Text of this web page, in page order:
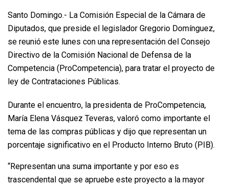
Santo Domingo.- La Comisión Especial de la Cámara de
Diputados, que preside el legislador Gregorio Domínguez,
se reunió este lunes con una representación del Consejo
Directivo de la Comisión Nacional de Defensa de la
Competencia (ProCompetencia), para tratar el proyecto de
ley de Contrataciones Públicas.
Durante el encuentro, la presidenta de ProCompetencia,
María Elena Vásquez Teveras, valoró como importante el
tema de las compras públicas y dijo que representan un
porcentaje significativo en el Producto Interno Bruto (PIB).
“Representan una suma importante y por eso es
trascendental que se apruebe este proyecto a la mayor